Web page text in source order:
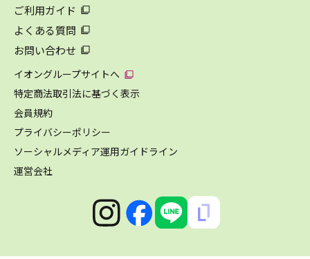
ご利用ガイド
よくある質問
お問い合わせ
イオングループサイトへ
特定商法取引法に基づく表示
会員規約
プライバシーポリシー
ソーシャルメディア運用ガイドライン
運営会社